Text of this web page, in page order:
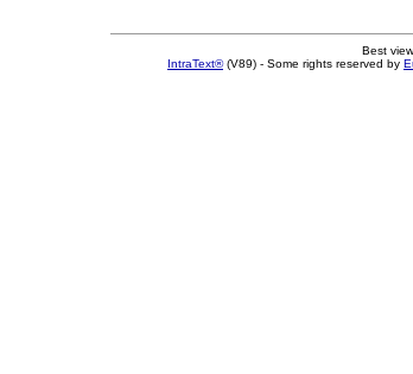
Best
IntraText®(V89) - Some rights reserved by